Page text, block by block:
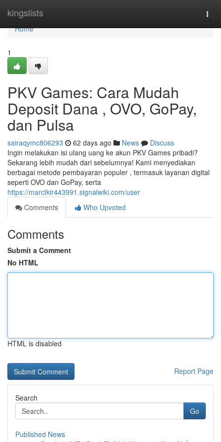
kingslists
Home
Home
1
PKV Games: Cara Mudah
Deposit Dana , OVO, GoPay,
dan Pulsa
sairaqymc806293 62 days ago News
Discuss
Ingin melakukan isi ulang uang ke akun PKV Games pribadi?
Sekarang lebih mudah dari sebelumnya! Kami menyediakan
berbagai metode pembayaran populer , termasuk layanan digital
seperti OVO dan GoPay, serta
https://marctkir443991.signalwiki.com/user
Comments
Who Upvoted
Comments
Submit a Comment
No HTML
HTML is disabled
Report Page
Search
Go
Published News